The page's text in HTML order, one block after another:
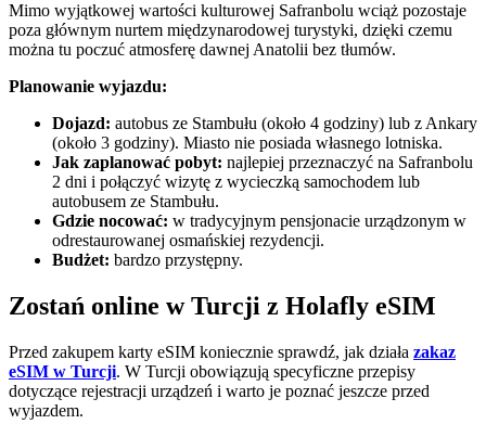
Mimo wyjątkowej wartości kulturowej Safranbolu wciąż pozostaje
poza głównym nurtem międzynarodowej turystyki, dzięki czemu
można tu poczuć atmosferę dawnej Anatolii bez tłumów.
Planowanie wyjazdu:
Dojazd: autobus ze Stambułu (około 4 godziny) lub z Ankary
(około 3 godziny). Miasto nie posiada własnego lotniska.
Jak zaplanować pobyt: najlepiej przeznaczyć na Safranbolu
2 dni i połączyć wizytę z wycieczką samochodem lub
autobusem ze Stambułu.
Gdzie nocować: w tradycyjnym pensjonacie urządzonym w
odrestaurowanej osmańskiej rezydencji.
Budżet: bardzo przystępny.
Zostań online w Turcji z Holafly eSIM
Przed zakupem karty eSIM koniecznie sprawdź, jak działa zakaz
eSIM w Turcji. W Turcji obowiązują specyficzne przepisy
dotyczące rejestracji urządzeń i warto je poznać jeszcze przed
wyjazdem.